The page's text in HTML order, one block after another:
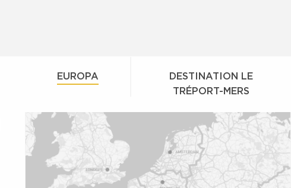
EUROPA
DESTINATION LE
TRÉPORT-MERS